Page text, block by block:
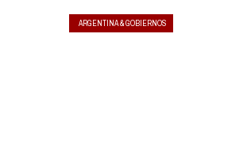
ARGENTINA & GOBIERNOS